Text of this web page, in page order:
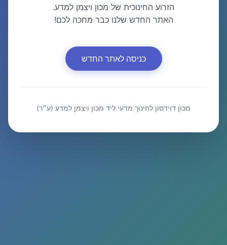
הזרוע החינוכית של מכון ויצמן למדע.
האתר החדש שלנו כבר מחכה לכם!
כניסה לאתר החדש
מכון דוידסון לחינוך מדעי ליד מכון ויצמן למדע (ע״ר)